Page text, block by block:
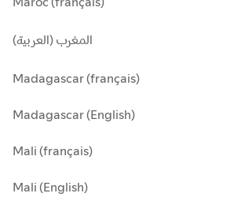
المغرب (العربية)
Madagascar (français)
Madagascar (English)
Mali (français)
Mali (English)